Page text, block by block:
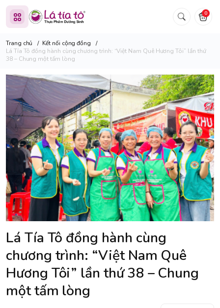
0
Trang chủ / Kết nối cộng đồng
/
Lá Tía Tô đồng hành cùng chương trình: “Việt Nam Quê Hương Tôi” lần thứ
38 – Chung một tấm lòng
Lá Tía Tô đồng hành cùng
chương trình: “Việt Nam Quê
Hương Tôi” lần thứ 38 – Chung
một tấm lòng